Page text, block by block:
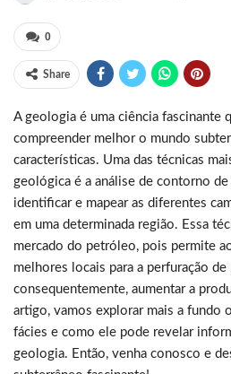
0
Share
A geologia é uma ciência fascinante
compreender melhor o mundo
características. Uma das técnicas
geológica é a análise de contorno
identificar e mapear as diferentes
em uma determinada região. Essa
mercado do petróleo, pois permite
melhores locais para a perfuração de
consequentemente, aumentar a
artigo, vamos explorar mais a fundo
fácies e como ele pode revelar
geologia. Então, venha conosco e